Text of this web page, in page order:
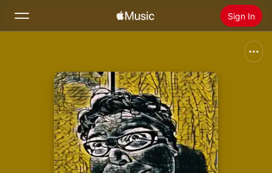
Sign In
Home
Radio
Install Apple Music